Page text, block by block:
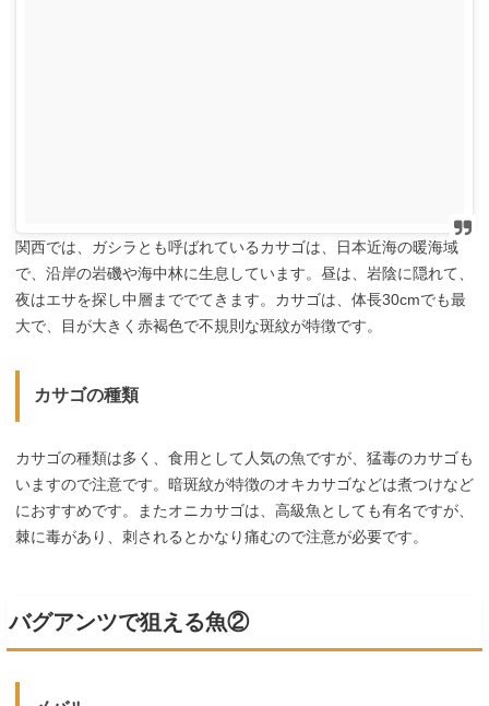
関西では、ガシラとも呼ばれているカサゴは、日本近海の暖海域
で、沿岸の岩磯や海中林に生息しています。昼は、岩陰に隠れて、
夜はエサを探し中層まででてきます。カサゴは、体長30cmでも最
大で、目が大きく赤褐色で不規則な斑紋が特徴です。
カサゴの種類
カサゴの種類は多く、食用として人気の魚ですが、猛毒のカサゴも
いますので注意です。暗斑紋が特徴のオキカサゴなどは煮つけなど
におすすめです。またオニカサゴは、高級魚としても有名ですが、
棘に毒があり、刺されるとかなり痛むので注意が必要です。
バグアンツで狙える魚②